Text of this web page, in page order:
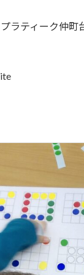
ラティーク仲町